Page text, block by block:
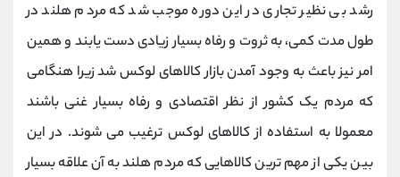
رشد بی نظیر تجاری در این دوره موجب شد که مردم هلند در
طول مدت کمی، به ثروت و رفاه بسیار زیادی دست یابند و همین
امر نیز باعث به وجود آمدن بازار کالاهای لوکس شد زیرا هنگامی
که مردم یک کشور از نظر اقتصادی و رفاه بسیار غنی باشند
معمولا به استفاده از کالاهای لوکس ترغیب می شوند. در این
بین یکی از مهم ترین کالاهایی که مردم هلند به آن علاقه بسیار